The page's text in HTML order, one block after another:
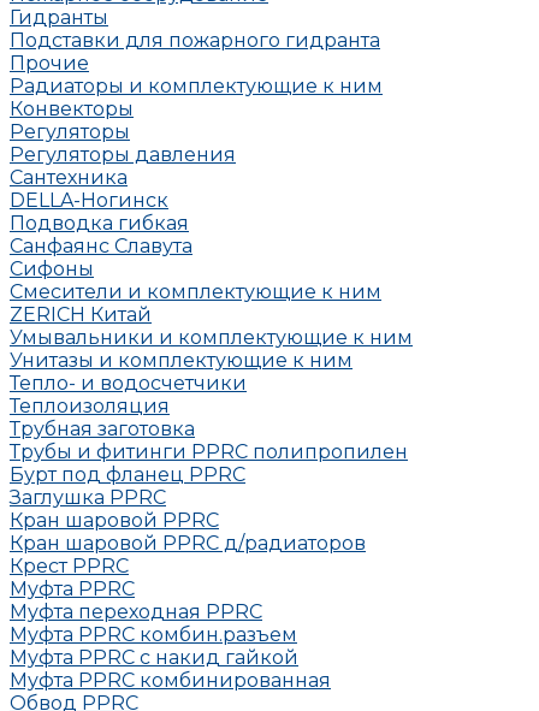
Гидранты
Подставки для пожарного гидранта
Прочие
Радиаторы и комплектующие к ним
Конвекторы
Регуляторы
Регуляторы давления
Сантехника
DELLA-Ногинск
Подводка гибкая
Санфаянс Славута
Сифоны
Смесители и комплектующие к ним
ZERICH Китай
Умывальники и комплектующие к ним
Унитазы и комплектующие к ним
Тепло- и водосчетчики
Теплоизоляция
Трубная заготовка
Трубы и фитинги PPRC полипропилен
Бурт под фланец РРRC
Заглушка РРRC
Кран шаровой PPRC
Кран шаровой PPRC д/радиаторов
Крест PPRC
Муфта PPRC
Муфта переходная PPRC
Муфта РРRC комбин.разъем
Муфта PPRC с накид гайкой
Муфта РРRC комбинированная
Обвод РРRC